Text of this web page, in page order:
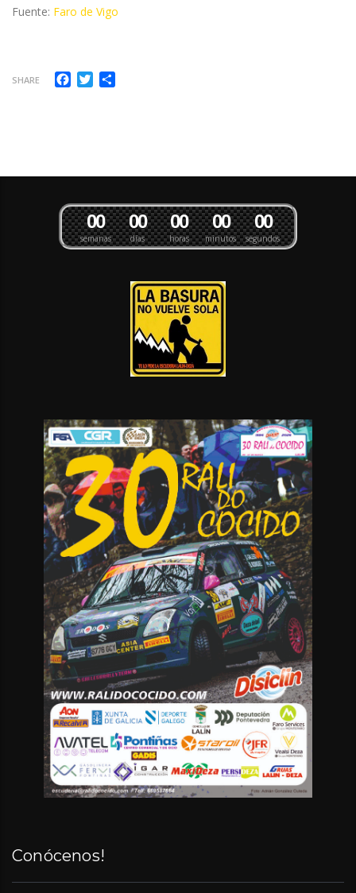
Fuente: Faro de Vigo
SHARE Facebook
Twitter
semanas
00
días
00
horas
00
minutos
00
segundos
00
Conócenos!